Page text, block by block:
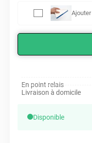
Ajouter
En point relais
Livraison à domicile
Disponible